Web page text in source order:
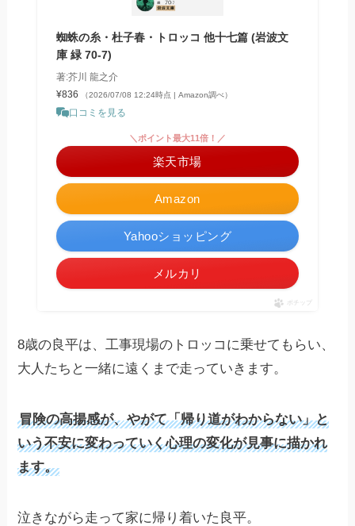
蜘蛛の糸・杜子春・トロッコ 他十七篇 (岩波文
庫 緑 70-7)
著:芥川 龍之介
¥836
（2026/07/08 12:24時点 | Amazon調べ）
口コミを見る
Amazon
＼ポイント最大11倍！／
楽天市場
Yahooショッピング
メルカリ
ポチップ
8歳の良平は、工事現場のトロッコに乗せてもらい、
大人たちと一緒に遠くまで走っていきます。
冒険の高揚感が、やがて「帰り道がわからない」と
いう不安に変わっていく心理の変化が見事に描かれ
ます。
泣きながら走って家に帰り着いた良平。